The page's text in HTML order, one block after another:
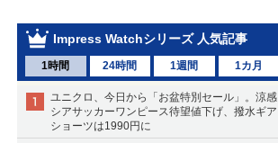
Impress Watchシリーズ 人気記事
1時間 24時間 1週間 1カ月
ユニクロ、今日から「お盆特別セール」。涼感
シアサッカーワンピース待望値下げ、撥水ギア
ショーツは1990円に